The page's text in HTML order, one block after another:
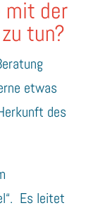
mit der
tun?
etwas
des
Es leitet